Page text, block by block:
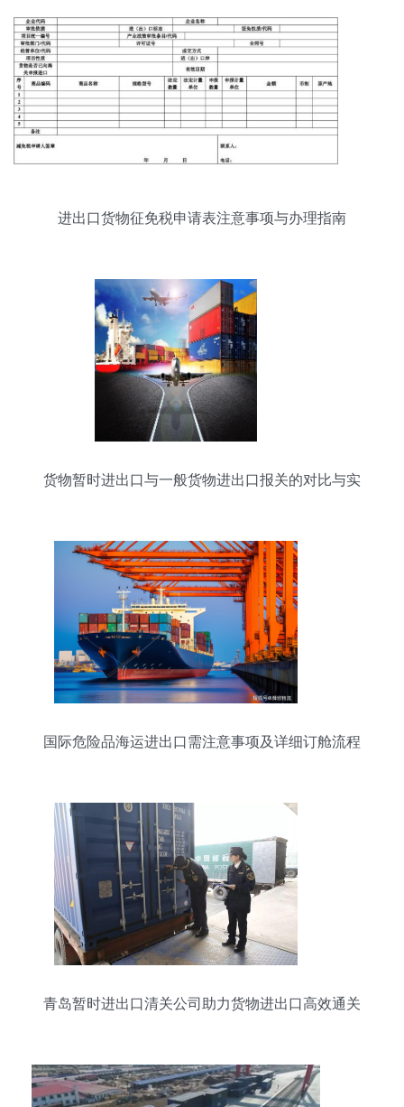
进出口货物征免税申请表注意事项与办理指南
货物暂时进出口与一般货物进出口报关的对比与实
国际危险品海运进出口需注意事项及详细订舱流程
青岛暂时进出口清关公司助力货物进出口高效通关